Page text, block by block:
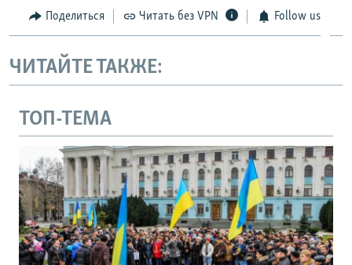
Поделиться Читать без VPN Follow us
ЧИТАЙТЕ ТАКЖЕ:
ТОП-ТЕМА